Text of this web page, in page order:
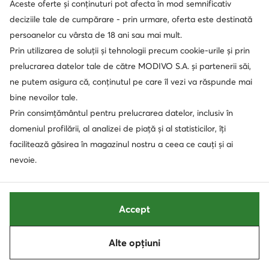
extra -35% Cod: SUMMER
Ofertă
Patrizia Pepe
Sandale · Negru
Prețul actual
569,90Lei
Cel mai mic preț609,90 Lei-6%
extra -25% Cod: SUMMER
Trending
Ofertă
Sneakers · Negru
Prețul actual
200,90 Lei
Cel mai mic preț222,90 Lei
Aceste oferte și conținuturi pot afecta în mod semnificativ
deciziile tale de cumpărare - prin urmare, oferta este destinată
persoanelor cu vârsta de 18 ani sau mai mult.
Prin utilizarea de soluții și tehnologii precum cookie-urile și prin
prelucrarea datelor tale de către MODIVO S.A. și partenerii săi,
ne putem asigura că, conținutul pe care îl vezi va răspunde mai
bine nevoilor tale.
Prin consimțământul pentru prelucrarea datelor, inclusiv în
domeniul profilării, al analizei de piață și al statisticilor, îți
facilitează găsirea în magazinul nostru a ceea ce cauți și ai
nevoie.
Alte opțiuni
Accept